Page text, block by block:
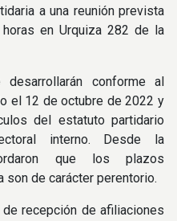
a una reunión prevista
en Urquiza 282 de la
conforme al
el 12 de octubre de 2022 y
del estatuto partidario
interno. Desde la
que los plazos
de carácter perentorio.
recepción de afiliaciones